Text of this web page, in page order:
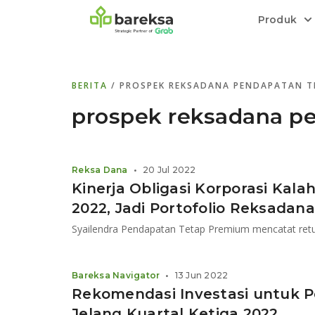
Produk
Transaksi cepat,all in onedi halaman
Bebas pilih partner penyimpanan, harga
relatif stabil.
Menyediakan layanan manajemen
Informasi terkini dan tepercaya terkait
Kenali rekam jejak dan
BERITA / PROSPEK REKSADANA PENDAPATAN
prospek reksadana
Kinerja Obligasi Korporasi
2022, Jadi Portofolio
Syailendra Pendapatan Tetap Premium mencatat
Reksa Dana • 20 Jul 2022
Rekomendasi Investasi untuk
Bareksa Navigator • 13 Jun 2022